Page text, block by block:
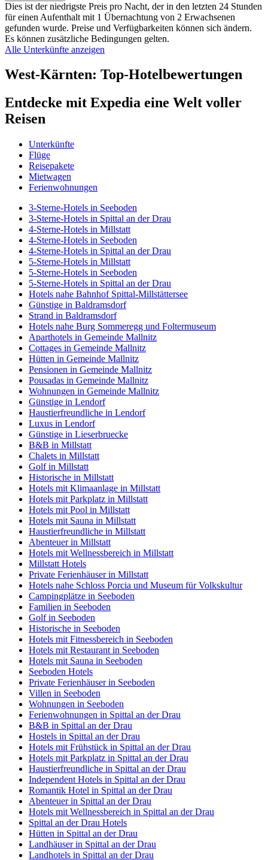
Dies ist der niedrigste Preis pro Nacht, der in den letzten 24 Stunden
für einen Aufenthalt mit 1 Übernachtung von 2 Erwachsenen
gefunden wurde. Preise und Verfügbarkeiten können sich ändern.
Es können zusätzliche Bedingungen gelten.
Alle Unterkünfte anzeigen
West-Kärnten: Top-Hotelbewertungen
Entdecke mit Expedia eine Welt voller
Reisen
Unterkünfte
Flüge
Reisepakete
Mietwagen
Ferienwohnungen
3-Sterne-Hotels in Seeboden
3-Sterne-Hotels in Spittal an der Drau
4-Sterne-Hotels in Millstatt
4-Sterne-Hotels in Seeboden
4-Sterne-Hotels in Spittal an der Drau
5-Sterne-Hotels in Millstatt
5-Sterne-Hotels in Seeboden
5-Sterne-Hotels in Spittal an der Drau
Hotels nahe Bahnhof Spittal-Millstättersee
Günstige in Baldramsdorf
Strand in Baldramsdorf
Hotels nahe Burg Sommeregg und Foltermuseum
Aparthotels in Gemeinde Mallnitz
Cottages in Gemeinde Mallnitz
Hütten in Gemeinde Mallnitz
Pensionen in Gemeinde Mallnitz
Pousadas in Gemeinde Mallnitz
Wohnungen in Gemeinde Mallnitz
Günstige in Lendorf
Haustierfreundliche in Lendorf
Luxus in Lendorf
Günstige in Lieserbruecke
B&B in Millstatt
Chalets in Millstatt
Golf in Millstatt
Historische in Millstatt
Hotels mit Klimaanlage in Millstatt
Hotels mit Parkplatz in Millstatt
Hotels mit Pool in Millstatt
Hotels mit Sauna in Millstatt
Haustierfreundliche in Millstatt
Abenteuer in Millstatt
Hotels mit Wellnessbereich in Millstatt
Millstatt Hotels
Private Ferienhäuser in Millstatt
Hotels nahe Schloss Porcia und Museum für Volkskultur
Campingplätze in Seeboden
Familien in Seeboden
Golf in Seeboden
Historische in Seeboden
Hotels mit Fitnessbereich in Seeboden
Hotels mit Restaurant in Seeboden
Hotels mit Sauna in Seeboden
Seeboden Hotels
Private Ferienhäuser in Seeboden
Villen in Seeboden
Wohnungen in Seeboden
Ferienwohnungen in Spittal an der Drau
B&B in Spittal an der Drau
Hostels in Spittal an der Drau
Hotels mit Frühstück in Spittal an der Drau
Hotels mit Parkplatz in Spittal an der Drau
Haustierfreundliche in Spittal an der Drau
Independent Hotels in Spittal an der Drau
Romantik Hotel in Spittal an der Drau
Abenteuer in Spittal an der Drau
Hotels mit Wellnessbereich in Spittal an der Drau
Spittal an der Drau Hotels
Hütten in Spittal an der Drau
Landhäuser in Spittal an der Drau
Landhotels in Spittal an der Drau